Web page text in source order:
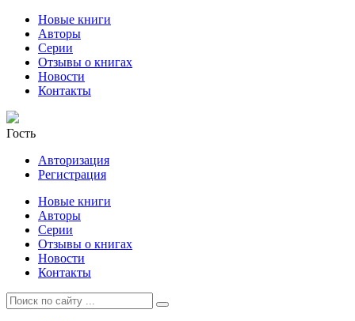
Новые книги
Авторы
Серии
Отзывы о книгах
Новости
Контакты
Гость
Авторизация
Регистрация
Новые книги
Авторы
Серии
Отзывы о книгах
Новости
Контакты